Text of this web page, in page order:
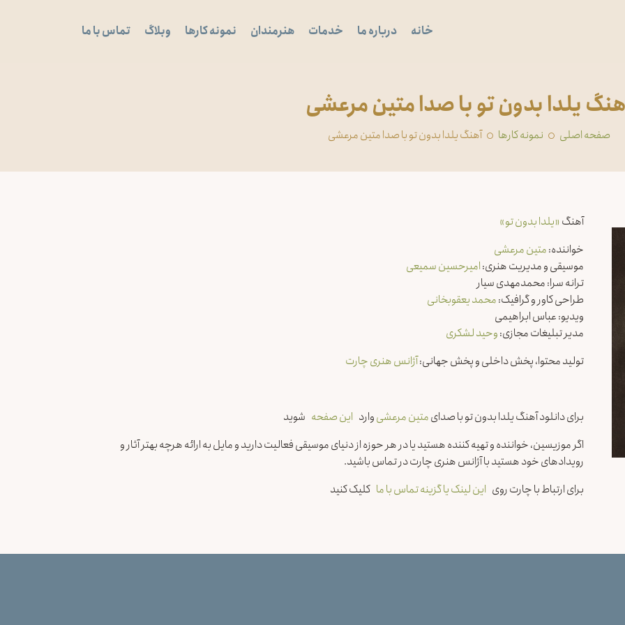
خانه درباره ما خدمات هنرمندان نمونه کارها وبلاگ تماس با ما
یلدا بدون تو با صدا متین مرعشی
صفحه اصلی ‏نمونه کارها آهنگ یلدا بدون تو با صدا متین مرعشی
آهنگ «یلدا بدون تو»
خواننده:متین مرعشی
موسیقی و مدیریت هنری:امیرحسین سمیعی
ترانه سرا: محمدمهدی سیار
طراحی کاور و گرافیک:محمد یعقوبخانی
ویدیو: عباس ابراهیمی
مدیر تبلیغات مجازی:وحید لشکری
تولید محتوا، پخش داخلی و پخش جهانی:آژانس هنری چارت
برای دانلود آهنگ یلدا بدون تو با صدایمتین مرعشیوارد این صفحه شوید
اگر موزیسین، خواننده و تهیه کننده هستید یا در هر حوزه از دنیای موسیقی فعالیت دارید و مایل به ارائه هرچه بهتر آثار و
رویدادهای خود هستید با آژانس هنری چارت در تماس باشید.
برای ارتباط با چارت روی این لینک یا گزینه تماس با ما کلیک کنید